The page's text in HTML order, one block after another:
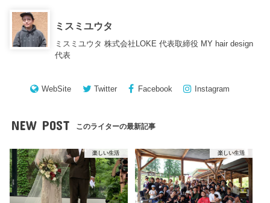
ミスミユウタ
ミスミユウタ 株式会社LOKE 代表取締役 MY hair design
代表
WebSite Twitter Facebook Instagram
NEW POST このライターの最新記事
楽しい生活 楽しい生活